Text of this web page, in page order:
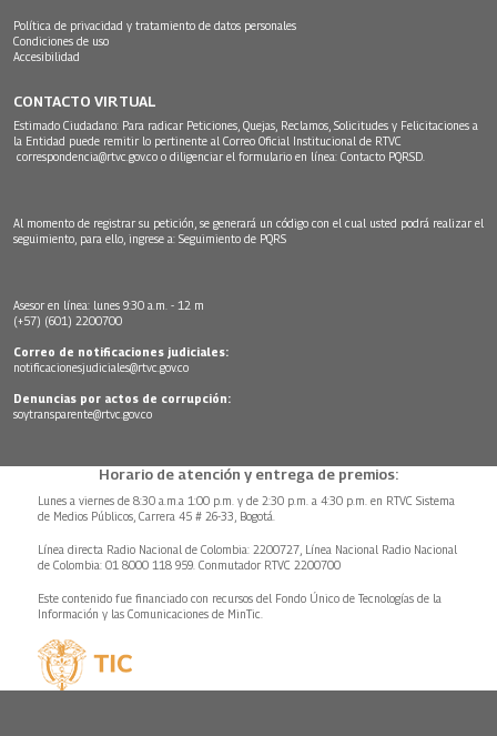
Política de privacidad y tratamiento de datos personales
Condiciones de uso
Accesibilidad
CONTACTO VIRTUAL
Estimado Ciudadano: Para radicar Peticiones, Quejas, Reclamos, Solicitudes y Felicitaciones a
la Entidad puede remitir lo pertinente al Correo Oficial Institucional de RTVC
correspondencia@rtvc.gov.co o diligenciar el formulario en línea: Contacto PQRSD.
Al momento de registrar su petición, se generará un código con el cual usted podrá realizar el
seguimiento, para ello, ingrese a: Seguimiento de PQRS
Asesor en línea: lunes 9:30 a.m. - 12 m
(+57) (601) 2200700
Correo de notificaciones judiciales:
notificacionesjudiciales@rtvc.gov.co
Denuncias por actos de corrupción:
soytransparente@rtvc.gov.co
Horario de atención y entrega de premios:
Lunes a viernes de 8:30 a.m.a 1:00 p.m. y de 2:30 p.m. a 4:30 p.m. en RTVC Sistema
de Medios Públicos, Carrera 45 # 26-33, Bogotá.
Línea directa Radio Nacional de Colombia: 2200727, Línea Nacional Radio Nacional
de Colombia: 01 8000 118 959. Conmutador RTVC 2200700
Este contenido fue financiado con recursos del Fondo Único de Tecnologías de la
Información y las Comunicaciones de MinTic.